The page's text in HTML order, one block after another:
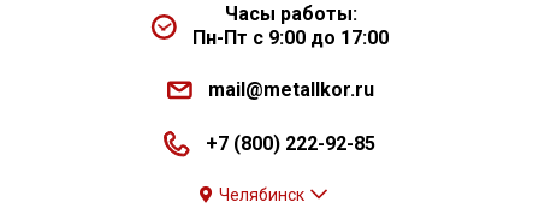
Часы работы:
Пн-Пт с 9:00 до 17:00
mail@metallkor.ru
+7 (800) 222-92-85
Челябинск